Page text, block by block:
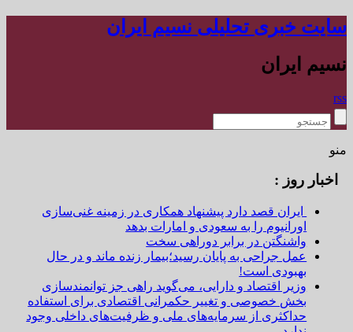
سایت خبری تحلیلی نسیم ایران
نسیم ایران
rss
منو
اخبار روز :
ایران قصد دارد پیشنهاد همکاری در زمینه غنی‌سازی
اورانیوم را به سعودی و امارات بدهد
واشنگتن در برابر دوراهی سخت
عمل جراحی به پایان رسید؛بیمار زنده ماند و در حال
بهبودی است!
وزیر اقتصاد و دارایی، می‌گوید راهی جز توانمندسازی
بخش خصوصی و تغییر حکمرانی اقتصادی برای استفاده
حداکثری از سرمایه‌های ملی و ظرفیت‌های داخلی وجود